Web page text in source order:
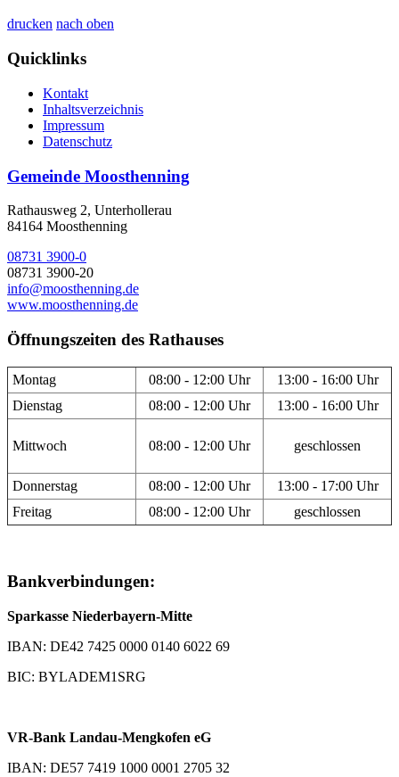
drucken nach oben
Quicklinks
Kontakt
Inhaltsverzeichnis
Impressum
Datenschutz
Gemeinde Moosthenning
Rathausweg 2, Unterhollerau
84164 Moosthenning
08731 3900-0
08731 3900-20
info@moosthenning.de
www.moosthenning.de
Öffnungszeiten des Rathauses
Montag 08:00 - 12:00 Uhr
13:00 - 16:00 Uhr
Dienstag
08:00 - 12:00 Uhr 13:00 - 16:00 Uhr
Mittwoch 08:00 - 12:00 Uhr geschlossen
Donnerstag 08:00 - 12:00 Uhr
13:00 - 17:00 Uhr
Freitag
08:00 - 12:00 Uhr geschlossen
Bankverbindungen:
Sparkasse Niederbayern-Mitte
IBAN: DE42 7425 0000 0140 6022 69
BIC: BYLADEM1SRG
VR-Bank Landau-Mengkofen eG
IBAN: DE57 7419 1000 0001 2705 32